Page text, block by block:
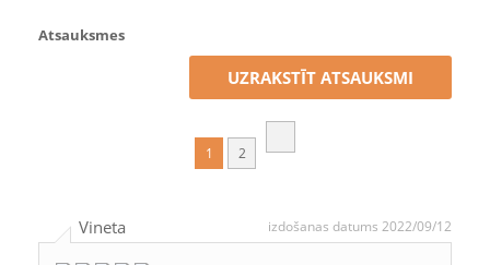
Atsauksmes
UZRAKSTĪT ATSAUKSMI
1 2
Vineta izdošanas datums 2022/09/12